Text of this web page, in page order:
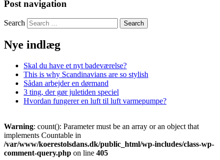
Post navigation
Search
Nye indlæg
Skal du have et nyt badeværelse?
This is why Scandinavians are so stylish
Sådan arbejder en dørmand
3 ting, der gør juletiden speciel
Hvordan fungerer en luft til luft varmepumpe?
Warning: count(): Parameter must be an array or an object that
implements Countable in
/var/www/koerestolsdans.dk/public_html/wp-includes/class-wp-
comment-query.php on line 405